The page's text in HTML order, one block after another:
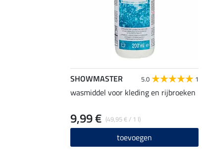
SHOWMASTER 5.0 1
wasmiddel voor kleding en rijbroeken
(49,95 € / 1 l)
9,99 €
toevoegen